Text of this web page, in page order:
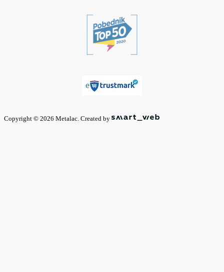
Copyright © 2026 Metalac. Created by